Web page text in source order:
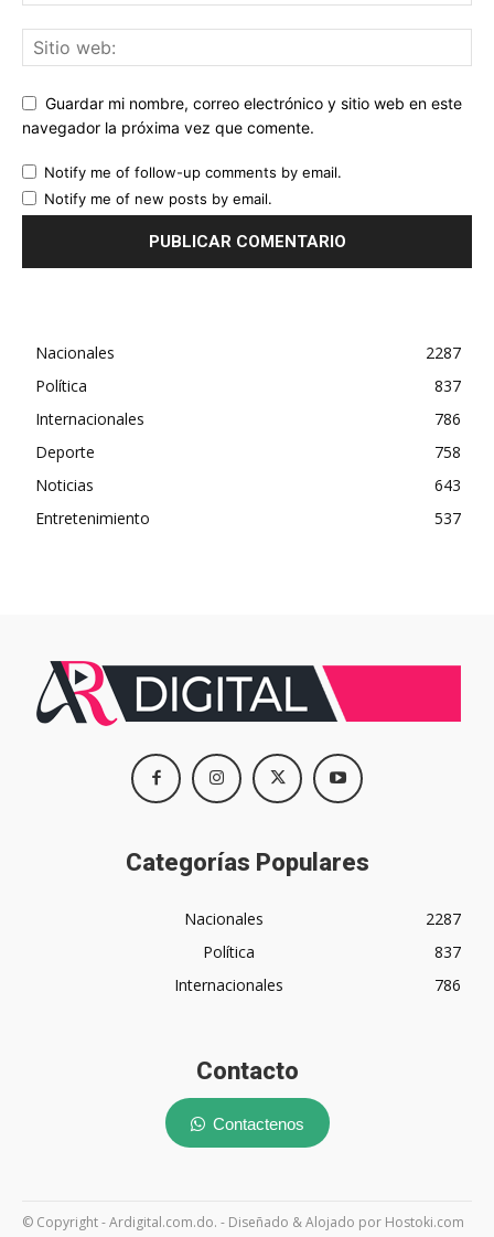
Guardar mi nombre, correo electrónico y sitio web en este
navegador la próxima vez que comente.
Notify me of follow-up comments by email.
Notify me of new posts by email.
Nacionales
2287
Política
837
Internacionales
786
Deporte
758
Noticias
643
Entretenimiento
537
Categorías Populares
Nacionales
2287
Política
837
Internacionales
786
Contacto
Contactenos
© Copyright - Ardigital.com.do. - Diseñado & Alojado por Hostoki.com